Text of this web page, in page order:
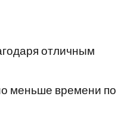
отличным
меньше времени по